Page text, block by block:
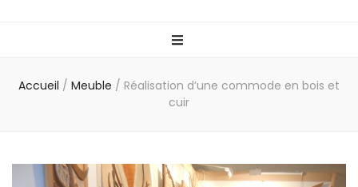
Accueil / Meuble / Réalisation d’une commode en bois et
cuir